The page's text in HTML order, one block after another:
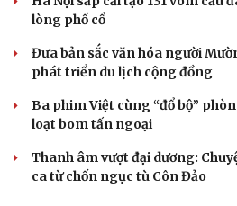
tháng giao tranh với Iran
Phê duyệt Kế hoạch bồi dưỡng
an ninh cho đối tượng 1
Bế mạc Vòng Chung kết Hội
năm 2026
Tăng cường tuyên truyền, bảo
Việt Nam – Campuchia